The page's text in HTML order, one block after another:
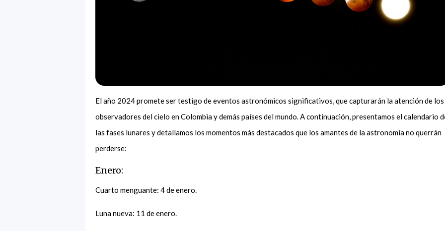
El año 2024 promete ser testigo de eventos astronómicos significativos, que capturarán la atención de los
observadores del cielo en Colombia y demás países del mundo. A continuación, presentamos el calendario
las fases lunares y detallamos los momentos más destacados que los amantes de la astronomía no querrán
perderse:
Enero:
Cuarto menguante: 4 de enero.
Luna nueva: 11 de enero.